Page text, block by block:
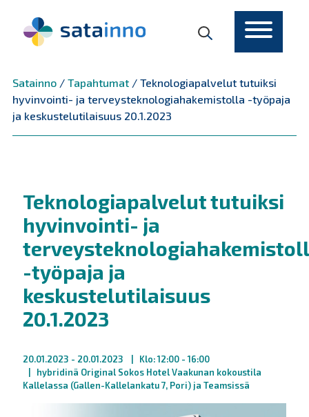
Satainno/ Tapahtumat/ Teknologiapalvelut tutuiksi
hyvinvointi- ja terveysteknologiahakemistolla -työpaja
ja keskustelutilaisuus 20.1.2023
Teknologiapalvelut tutuiksi
hyvinvointi- ja
-työpaja ja
keskustelutilaisuus
20.1.2023
20.01.2023 - 20.01.2023
Klo: 12:00 - 16:00
hybridinä Original Sokos Hotel Vaakunan kokoustila
Kallelassa (Gallen-Kallelankatu 7, Pori) ja Teamsissä